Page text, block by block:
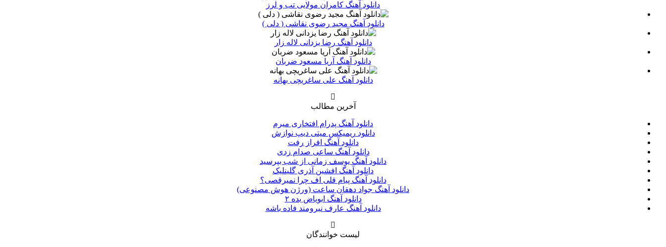
دانلود آهنگ کامران مولایی تب و لرز
دانلود آهنگ مجید رضوی نقاشی ( دلی )
دانلود آهنگ رضا یزدانی لاله زار
دانلود آهنگ آریا مسعود ضربان
دانلود آهنگ علی ساغریچی بهانه
آخرین مطالب
دانلود آهنگ پدرام افتخاری میرم
دانلود ریمیکس میتی دیپ نوازش
دانلود آهنگ افراز رفت
دانلود آهنگ ساعی صدام زدی
دانلود آهنگ یوسف زمانی از شب بپرسید
دانلود آهنگ افشین آذری گلینلیک
دانلود آهنگ پیام قلی اف چرا نمیرقصی؟
دانلود آهنگ جواد دهقان ساعت (ورژن هوش مصنوعی)
دانلود آهنگ ابویاض بده ۲
دانلود آهنگ عارف نیرومند فاده باشه
لیست خوانندگان